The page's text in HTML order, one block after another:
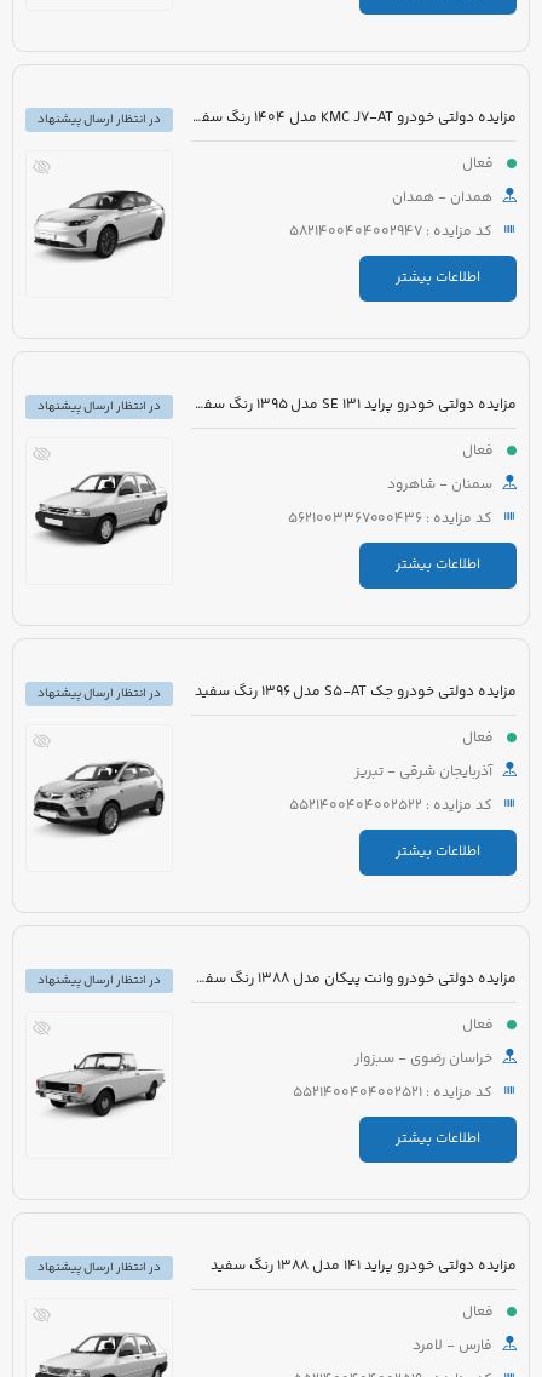
مزایده دولتی خودرو KMC J7-AT مدل 1404 رنگ سفید
فعال
همدان - همدان
کد مزایده : 5821400404002947
اطلاعات بیشتر
در انتظار ارسال پیشنهاد
مزایده دولتی خودرو پراید 131 SE مدل 1395 رنگ سفید روغنی
فعال
سمنان - شاهرود
کد مزایده : 5621003367000436
اطلاعات بیشتر
در انتظار ارسال پیشنهاد
مزایده دولتی خودرو جک S5-AT مدل 1396 رنگ سفید
فعال
آذربایجان شرقی - تبریز
کد مزایده : 5521400404002522
اطلاعات بیشتر
در انتظار ارسال پیشنهاد
مزایده دولتی خودرو وانت پیکان مدل 1388 رنگ سفید شیری
فعال
خراسان رضوی - سبزوار
کد مزایده : 5521400404002521
اطلاعات بیشتر
در انتظار ارسال پیشنهاد
مزایده دولتی خودرو پراید 141 مدل 1388 رنگ سفید
فعال
فارس - لامرد
در انتظار ارسال پیشنهاد